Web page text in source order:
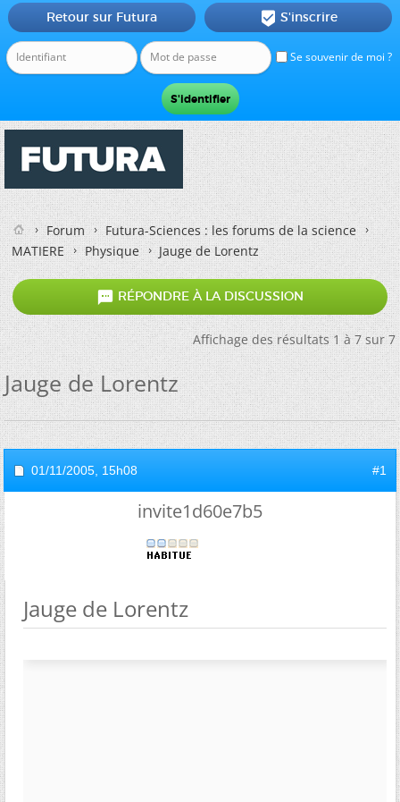
Se souvenir de moi ?
Retour sur Futura  S'inscrire
Forum
Futura-Sciences : les forums de la science
MATIERE
Physique Jauge de Lorentz
 RÉPONDRE À LA DISCUSSION
Affichage des résultats 1 à 7 sur 7
Jauge de Lorentz
01/11/2005, 15h08 #1
invite1d60e7b5
Jauge de Lorentz